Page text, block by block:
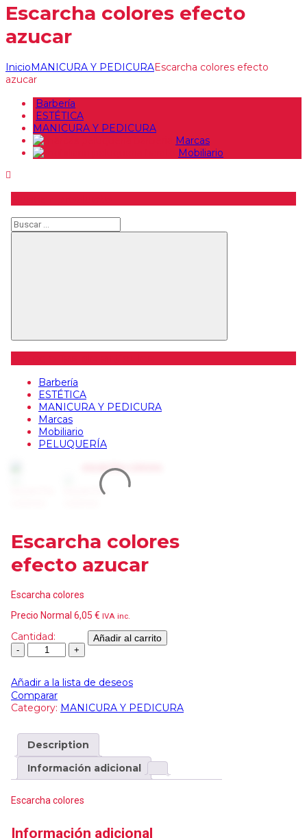
Escarcha colores efecto
azucar
InicioMANICURA Y PEDICURAEscarcha colores efecto
azucar
Barbería
ESTÉTICA
MANICURA Y PEDICURA
Marcas
Mobiliario
Buscar
Barbería
ESTÉTICA
MANICURA Y PEDICURA
Marcas
Mobiliario
PELUQUERÍA
Escarcha colores
efecto azucar
Escarcha colores
Precio Normal 6,05 € IVA inc.
Cantidad: Añadir al carrito
Añadir a la lista de deseos
Comparar
Category: MANICURA Y PEDICURA
Description
Información adicional
Escarcha colores
Información adicional